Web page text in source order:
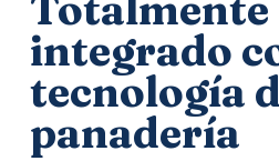
integrado
tecnología
panadería